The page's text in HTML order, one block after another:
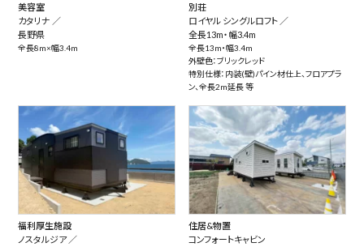
美容室
カタリナ ／
長野県
全長8m×幅3.4m
別荘
ロイヤル シングルロフト ／
全長13m・幅3.4m
全長13m・幅3.4m
外壁色：ブリックレッド
特別仕様：内装(壁)パイン材仕上、フロアプラ
ン、全長2m延長 等
福利厚生施設
ノスタルジア ／
住居&物置
コンフォートキャビン